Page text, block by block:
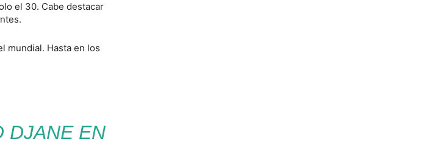
el 30. Cabe destacar
mundial. Hasta en los
DJANE EN